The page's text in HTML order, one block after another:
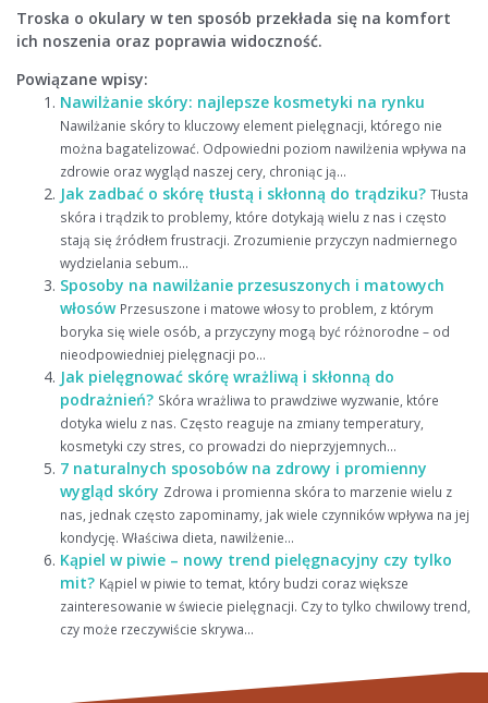
Troska o okulary w ten sposób przekłada się na komfort
ich noszenia oraz poprawia widoczność.
Powiązane wpisy:
Nawilżanie skóry: najlepsze kosmetyki na rynku
Nawilżanie skóry to kluczowy element pielęgnacji, którego nie
można bagatelizować. Odpowiedni poziom nawilżenia wpływa na
zdrowie oraz wygląd naszej cery, chroniąc ją...
Jak zadbać o skórę tłustą i skłonną do trądziku? Tłusta
skóra i trądzik to problemy, które dotykają wielu z nas i często
stają się źródłem frustracji. Zrozumienie przyczyn nadmiernego
wydzielania sebum...
Sposoby na nawilżanie przesuszonych i matowych
włosów Przesuszone i matowe włosy to problem, z którym
boryka się wiele osób, a przyczyny mogą być różnorodne – od
nieodpowiedniej pielęgnacji po...
Jak pielęgnować skórę wrażliwą i skłonną do
podrażnień? Skóra wrażliwa to prawdziwe wyzwanie, które
dotyka wielu z nas. Często reaguje na zmiany temperatury,
kosmetyki czy stres, co prowadzi do nieprzyjemnych...
7 naturalnych sposobów na zdrowy i promienny
wygląd skóry Zdrowa i promienna skóra to marzenie wielu z
nas, jednak często zapominamy, jak wiele czynników wpływa na jej
kondycję. Właściwa dieta, nawilżenie...
Kąpiel w piwie – nowy trend pielęgnacyjny czy tylko
mit? Kąpiel w piwie to temat, który budzi coraz większe
zainteresowanie w świecie pielęgnacji. Czy to tylko chwilowy trend,
czy może rzeczywiście skrywa...